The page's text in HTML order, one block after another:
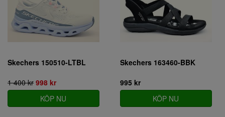
Skechers 150510-LTBL
1 400 kr 998 kr
KÖP NU
Skechers 163460-BBK
995 kr
KÖP NU